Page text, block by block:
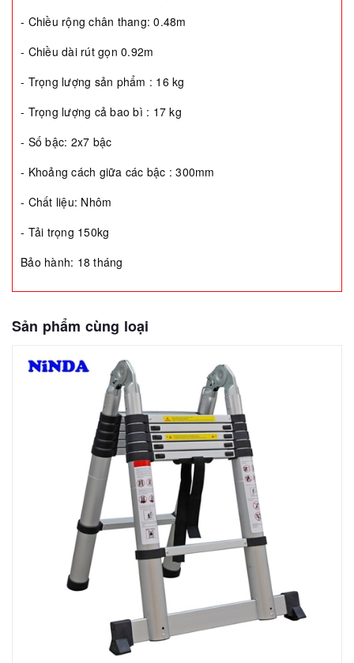
- Chiều rộng chân thang: 0.48m
- Chiều dài rút gọn 0.92m
- Trọng lượng sản phẩm : 16 kg
- Trọng lượng cả bao bì : 17 kg
- Số bậc: 2x7 bậc
- Khoảng cách giữa các bậc : 300mm
- Chất liệu: Nhôm
- Tải trọng 150kg
Bảo hành: 18 tháng
Sản phẩm cùng loại